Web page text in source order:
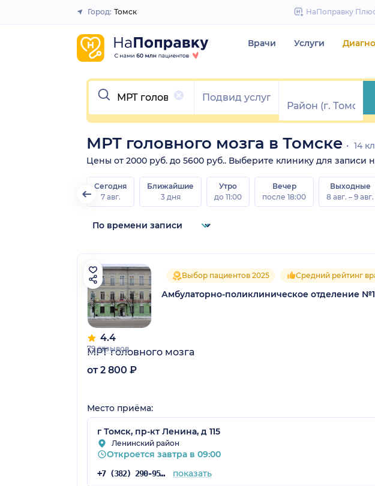
Закрыть
Город: Томск НаПоправку
Врачи Услуги
Очистить
МРТ головного мозга в Томске
14
Цены от 2000 руб. до 5600 руб.. Выберите клинику для записи
Сегодня
7 авг.
Ближайшие
3 дня
Утро
до 11:00
Вечер
после 18:00
Выходные
8 авг. – 9 авг.
4.4
79 отзывов
Выбор пациентов 2025 Средний рейтинг
Амбулаторно-поликлиническое отделение
МРТ головного мозга
от 2 800 ₽
Место приёма:
г Томск, пр-кт Ленина, д 115
Ленинский район
Откроется завтра в 09:00
+7 (382) 290-95-09 показать